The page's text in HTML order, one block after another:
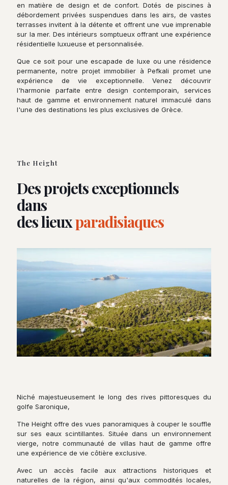
en matière de design et de confort. Dotés de piscines à
débordement privées suspendues dans les airs, de vastes
terrasses invitent à la détente et offrent une vue imprenable
sur la mer. Des intérieurs somptueux offrant une expérience
résidentielle luxueuse et personnalisée.
Que ce soit pour une escapade de luxe ou une résidence
permanente, notre projet immobilier à Pefkali promet une
expérience de vie exceptionnelle. Venez découvrir
l'harmonie parfaite entre design contemporain, services
haut de gamme et environnement naturel immaculé dans
l'une des destinations les plus exclusives de Grèce.
The Height
Des projets exceptionnels
dans
des lieuxparadisiaques
Niché majestueusement le long des rives pittoresques du
golfe Saronique,
The Height offre des vues panoramiques à couper le souffle
sur ses eaux scintillantes. Située dans un environnement
vierge, notre communauté de villas haut de gamme offre
une expérience de vie côtière exclusive.
Avec un accès facile aux attractions historiques et
naturelles de la région, ainsi qu'aux commodités locales,